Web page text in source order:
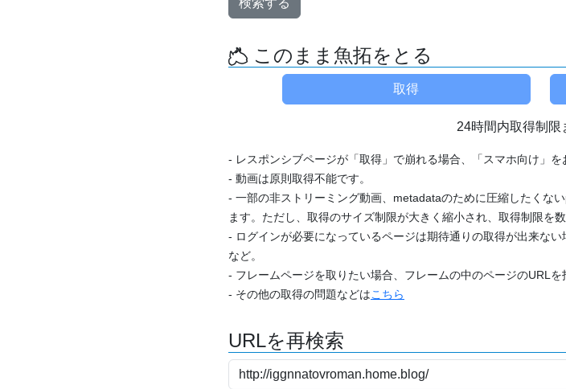
このまま魚拓をとる
24時間内取得制限
- レスポンシブページが「取得」で崩れる場合、「スマホ向け」を
- 動画は原則取得不能です。
- 一部の非ストリーミング動画、metadataのために圧縮したくな
ます。ただし、取得のサイズ制限が大きく縮小され、取得制限を
- ログインが必要になっているページは期待通りの取得が出来な
など。
- フレームページを取りたい場合、フレームの中のページのURL
- その他の取得の問題などはこちら
URLを再検索